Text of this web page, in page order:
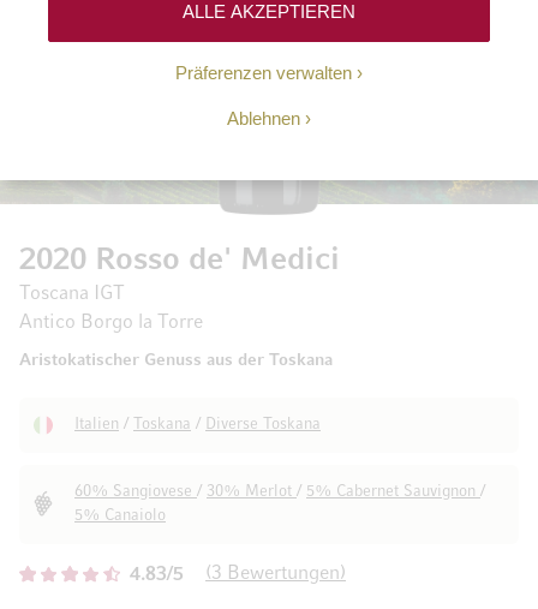
Präferenzen verwalten
Ablehnen
ALLE AKZEPTIEREN
4.83/5 3 Bewertungen
2020 Rosso de' Medici
Toscana IGT
Antico Borgo la Torre
Aristokatischer Genuss aus der Toskana
Italien / Toskana / Diverse Toskana
60% Sangiovese / 30% Merlot / 5% Cabernet Sauvignon /
5% Canaiolo